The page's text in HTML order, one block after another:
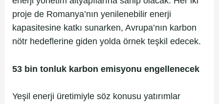
proje de Romanya’nın yenilenebilir enerji
kapasitesine katkı sunarken, Avrupa’nın karbon
nötr hedeflerine giden yolda örnek teşkil edecek.
53 bin tonluk karbon emisyonu engellenecek
Yeşil enerji üretimiyle söz konusu yatırımlar